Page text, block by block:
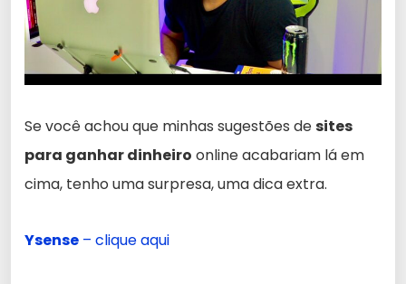
Se você achou que minhas sugestões desites
para ganhar dinheiro online acabariam lá em
cima, tenho uma surpresa, uma dica extra.
Ysense – clique aqui